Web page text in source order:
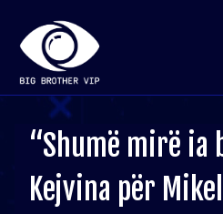
“Shumë mirë ia
Kejvina për